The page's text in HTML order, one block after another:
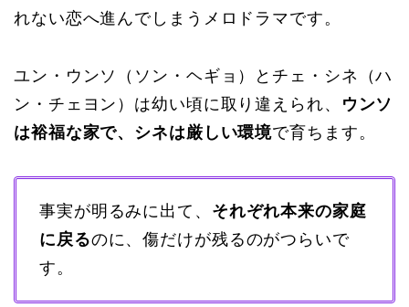
れない恋へ進んでしまうメロドラマです。
ユン・ウンソ（ソン・ヘギョ）とチェ・シネ（ハ
ン・チェヨン）は幼い頃に取り違えられ、
ウンソ
は裕福な家で、シネは厳しい環境で育ちます。
事実が明るみに出て、 それぞれ本来の家庭
に戻るのに、傷だけが残るのがつらいで
す。